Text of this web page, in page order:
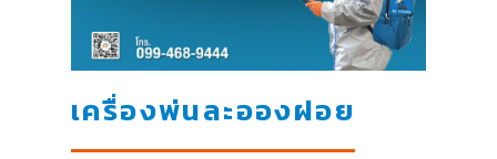
เครื่องพ่นละอองฝอย